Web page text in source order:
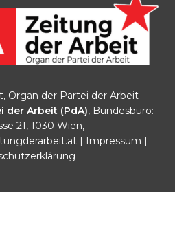
Organ der Partei der Arbeit
der Arbeit (PdA), Bundesbüro:
21, 1030 Wien,
| Impressum |